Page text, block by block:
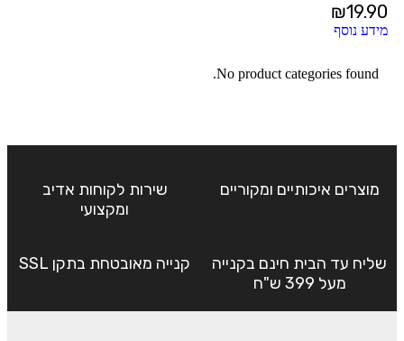
₪19.90
מידע נוסף
No product categories found.
מוצרים איכותיים ומקוריים
שירות לקוחות אדיב
ומקצועי
שליח עד הבית חינם בקנייה
מעל 399 ש"ח
קנייה מאובטחת בתקן SSL